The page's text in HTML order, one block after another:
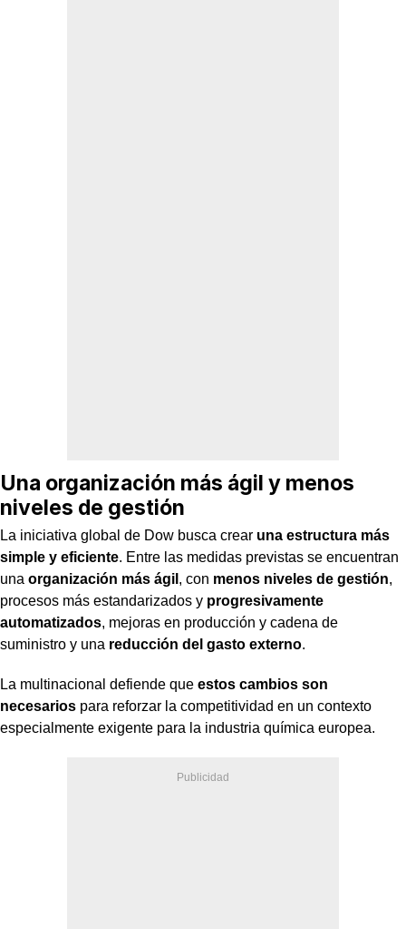
Una organización más ágil y menos
niveles de gestión
La iniciativa global de Dow busca crear una estructura más
simple y eficiente. Entre las medidas previstas se encuentran
una organización más ágil , con menos niveles de gestión,
procesos más estandarizados y progresivamente
automatizados, mejoras en producción y cadena de
suministro y una reducción del gasto externo.
La multinacional defiende que estos cambios son
necesarios para reforzar la competitividad en un contexto
especialmente exigente para la industria química europea.